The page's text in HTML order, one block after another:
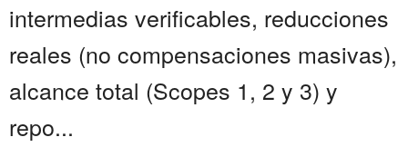
intermedias verificables, reducciones
reales (no compensaciones masivas),
alcance total (Scopes 1, 2 y 3) y
repo...